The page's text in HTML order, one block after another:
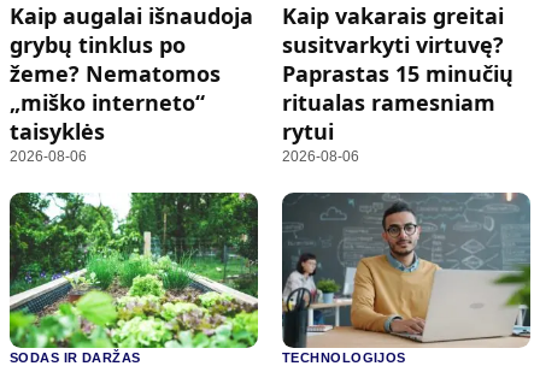
Kaip augalai išnaudoja
grybų tinklus po
žeme? Nematomos
„miško interneto“
taisyklės
2026-08-06
Kaip vakarais greitai
susitvarkyti virtuvę?
Paprastas 15 minučių
ritualas ramesniam
rytui
2026-08-06
SODAS IR DARŽAS TECHNOLOGIJOS